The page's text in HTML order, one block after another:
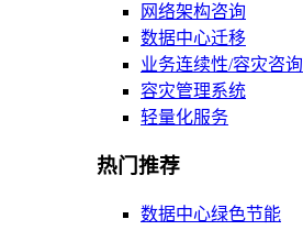
网络架构咨询
数据中心迁移
业务连续性/容灾咨询
容灾管理系统
轻量化服务
热门推荐
数据中心绿色节能